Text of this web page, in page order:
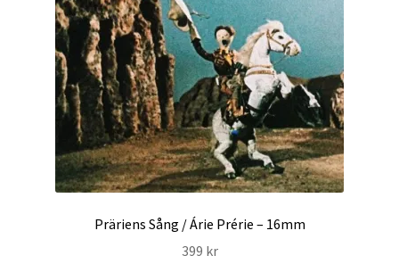
Präriens Sång / Árie Prérie – 16mm
399 kr